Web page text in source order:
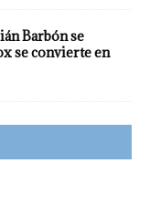
Barbón se
se convierte en